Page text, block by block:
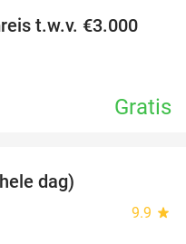
t.w.v. €3.000
Gratis
dag)
9.9 star